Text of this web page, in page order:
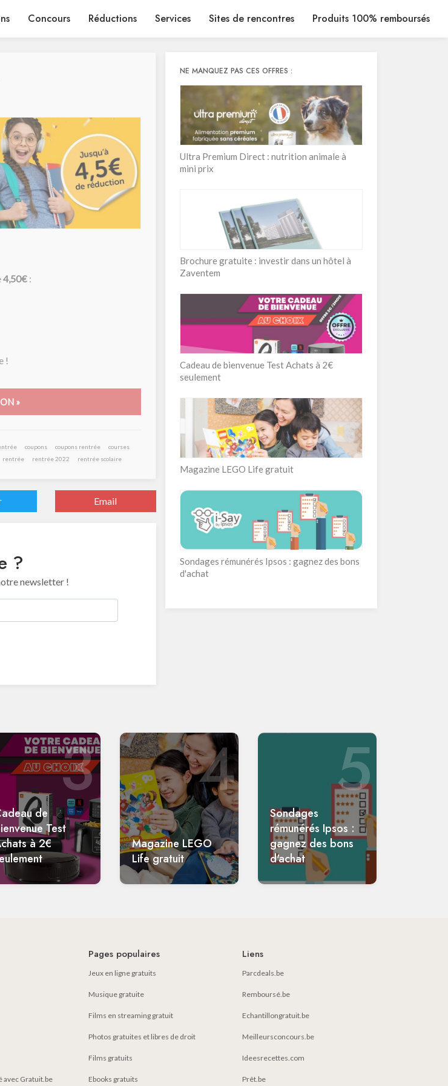
Concours Réductions Services Sites de rencontres Produits 100% remboursés
4,50€ :
!
»
coupons coupons rentrée
courses
rentrée rentrée 2022 rentrée scolaire
Email
?
newsletter !
NE MANQUEZ PAS CES OFFRES :
Ultra Premium Direct : nutrition animale à
mini prix
Brochure gratuite : investir dans un hôtel à
Zaventem
Cadeau de bienvenue Test Achats à 2€
seulement
Magazine LEGO Life gratuit
Sondages rémunérés Ipsos : gagnez des bons
d'achat
3
de
Test
à 2€
4
Magazine LEGO
Life gratuit
5
Sondages
rémunérés Ipsos :
gagnez des bons
d'achat
avec Gratuit.be
Pages populaires
Jeux en ligne gratuits
Musique gratuite
Films en streaming gratuit
Photos gratuites et libres de droit
Films gratuits
Ebooks gratuits
Liens
Parcdeals.be
Remboursé.be
Echantillongratuit.be
Meilleursconcours.be
Ideesrecettes.com
Prêt.be